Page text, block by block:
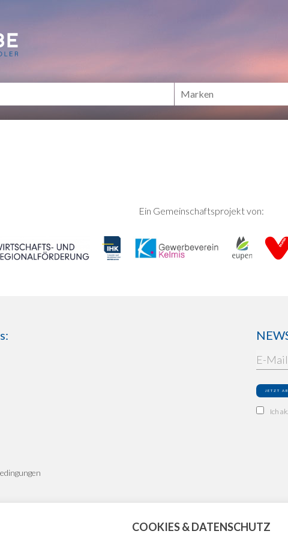
Händlern online Shoppen
Ein Gemeinschaftsprojekt von:
Ich
COOKIES & DATENSCHUTZ